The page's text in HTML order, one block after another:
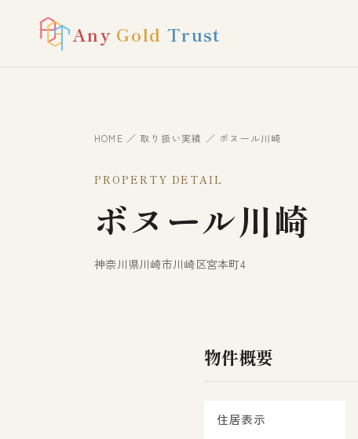
Any Gold Trust
HOME ／ 取り扱い実績 ／ ボヌール川崎
PROPERTY DETAIL
ボヌール川崎
神奈川県川崎市川崎区宮本町4
物件概要
住居表示